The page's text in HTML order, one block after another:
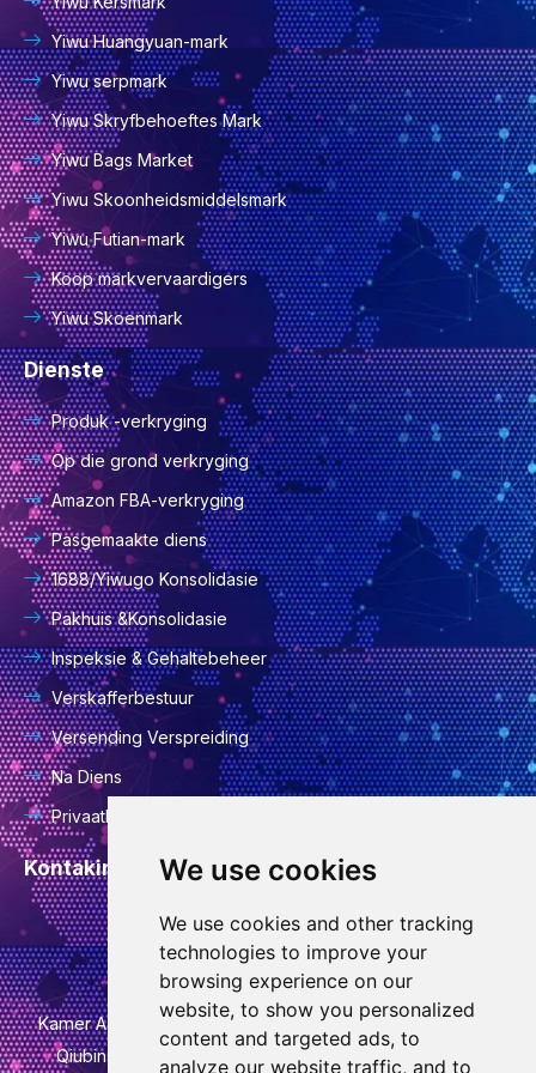
We use cookies
We use cookies and other tracking
technologies to improve your
browsing experience on our
website, to show you personalized
content and targeted ads, to
analyze our website traffic, and to
Yiwu Huangyuan-mark
Yiwu serpmark
Yiwu Skryfbehoeftes Mark
Yiwu Bags Market
Yiwu Skoonheidsmiddelsmark
Yiwu Futian-mark
Koop markvervaardigers
Yiwu Skoenmark
Dienste
Produk -verkryging
Op die grond verkryging
Amazon FBA-verkryging
Pasgemaakte diens
1688/Yiwugo Konsolidasie
Pakhuis &Konsolidasie
Inspeksie & Gehaltebeheer
Verskafferbestuur
Versending Verspreiding
Na Diens
Privaatheidsbeleid
Kontakinligting
info@goodcansourcing.com
Kamer A-4-420, 4de vloer, gebou 1, nr. 778, Jinfanstraat,
Qiubinstraat, Wucheng-distrik, Jinhuastad, Zhejiang-